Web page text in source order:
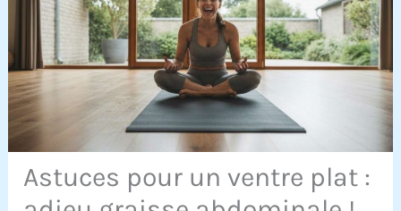
Astuces pour un ventre plat :